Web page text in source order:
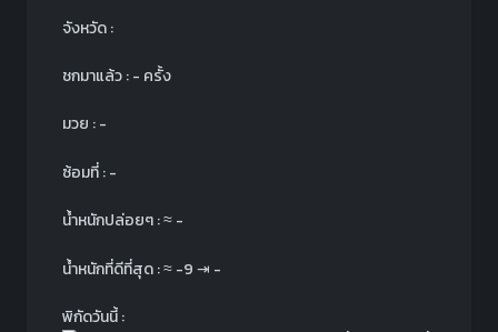
จังหวัด :
ชกมาแล้ว : - ครั้ง
มวย : -
ซ้อมที่ : -
น้ำหนักปล่อยๆ :≈-
น้ำหนักที่ดีที่สุด :≈-9⇥ -
พิกัดวันนี้ :